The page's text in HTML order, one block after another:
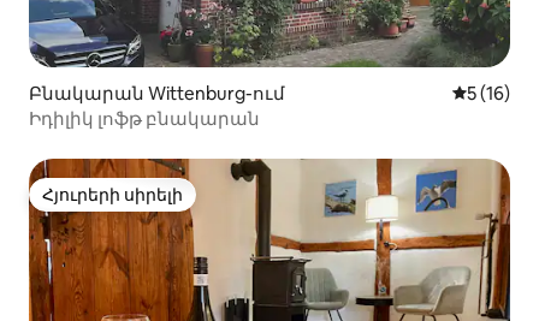
Բնակարան Wittenburg-ում Միջին
5 (16)
Իդիլիկ լոֆթ բնակարան
Հյուրերի սիրելի
Հյուրերի սիրելի